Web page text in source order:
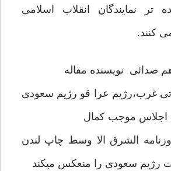
تر نمایندگان انقلاب اسلامی
کنند.
غرب،رژیم عرا قو رژیم سعودی
اجلاس موجب کمال
الشرق الا وسط چاپ لندن
رژیم سعودی را منعکس میکند